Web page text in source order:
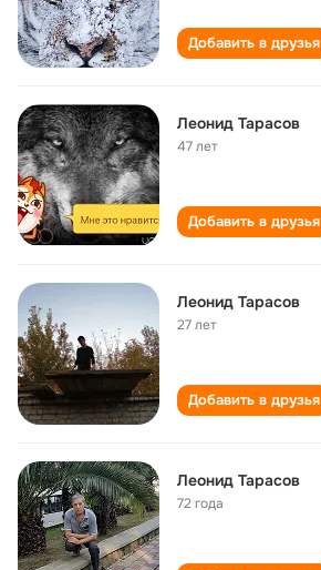
Добавить в друзья
Леонид Тарасов
47 лет
Добавить в друзья
Леонид Тарасов
27 лет
Добавить в друзья
Леонид Тарасов
72 года